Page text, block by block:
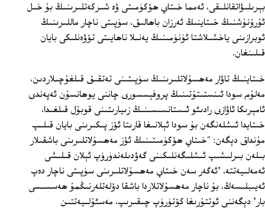
بېرىلىۋاتقانلىقى، ئەمما خىتاي ھۆكۈمىتى ۋە شىركەتلىرىنىڭ بۇ خىل
ئۇرۇنۇشنىڭ خىتاينىڭ ئەرزان باھالىق، سۈپىتى ناچار ماللىرىنىڭ
ئوبرازىنى ياخشىلاشتا ئۈنۈمىنىڭ يەنىلا ناھايىتى تۆۋەنلىكى بايان
قىلىنغان.
خىتاينىڭ تاۋار مەھسۇلاتلىرىنىڭ سۈپىتىنى تەتقىق قىلغۇچىلاردىن،
مەلۇم سودا ئىنستىتۇتىنىڭ پروفېسسورى چاننى يوھانسۇن ئەپەندى
ئامېرىكا ئاۋازى رادىئو ئىستانسىسىنىڭ زىيارىتىنى قوبۇل قىلغىدا،
خىتايدا ئىشلەنگەن بۇ سودا ئېلانىغا قارىتا ئۆز پىكىرىنى بايان قىلىپ
مۇنداق دېگەن: "خىتاي ھۆكۈمىتىنىڭ ئۆز مەھسۇلاتلىرىنى باشقىلار
بىلەن بىرلىشىپ ئىشلىگەنلىكىنى گەۋدىلەندۈرۈپ ئېلان قىلىشى
ئەمەلىيەتتە، 'ئەگەر سەن خىتاي مەھسۇلاتلىرىنى سۈپىتى ناچار دەپ
ئەيىبلىسەڭ، بۇ ناچار مەھسۇلاتلاردا باشقا دۆلەتلەرنىڭمۇ ھەسسىسى
بار' دېگەننى ئوتتۇرىغا كۆتۈرۈپ چىقىرىپ، مەسئۇلىيەتتىن